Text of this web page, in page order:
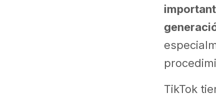
TikTok